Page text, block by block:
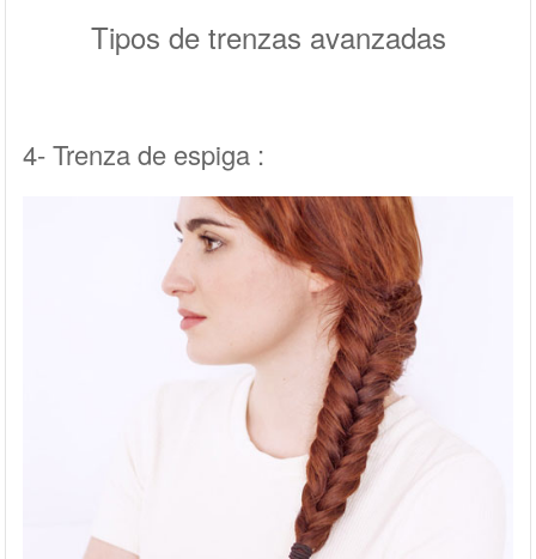
Tipos de trenzas avanzadas
4- Trenza de espiga :